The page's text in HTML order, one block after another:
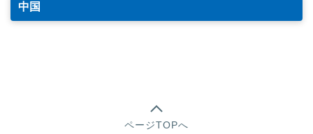
中国
ページTOPへ